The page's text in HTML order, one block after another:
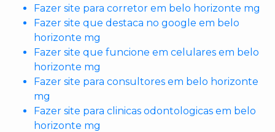
Fazer site para corretor em belo horizonte mg
Fazer site que destaca no google em belo
horizonte mg
Fazer site que funcione em celulares em belo
horizonte mg
Fazer site para consultores em belo horizonte
mg
Fazer site para clinicas odontologicas em belo
horizonte mg